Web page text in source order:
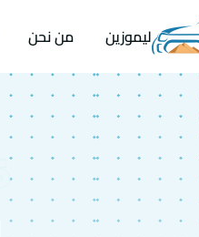
ليموزين من نحن